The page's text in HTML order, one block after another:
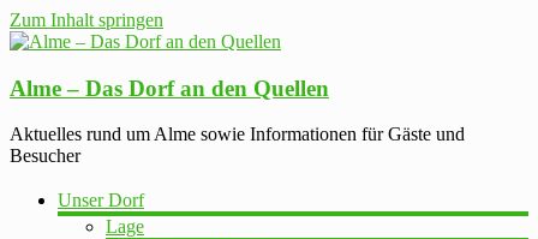
Zum Inhalt springen
Alme – Das Dorf an den Quellen
Aktuelles rund um Alme sowie Informationen für Gäste und
Besucher
Unser Dorf
Lage